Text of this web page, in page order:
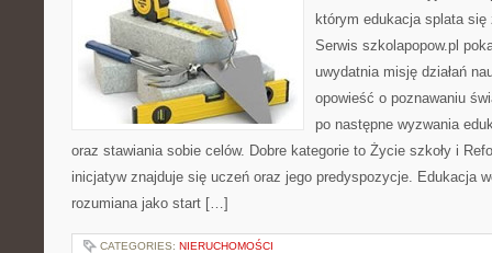
którym edukacja splata
Serwis szkolapopow.pl
uwydatnia misję działań
opowieść o poznawaniu
po następne wyzwania
oraz stawiania sobie celów. Dobre kategorie to Życie szkoły i
inicjatyw znajduje się uczeń oraz jego predyspozycje. Edukacja
rozumiana jako start […]
CATEGORIES: NIERUCHOMOŚCI